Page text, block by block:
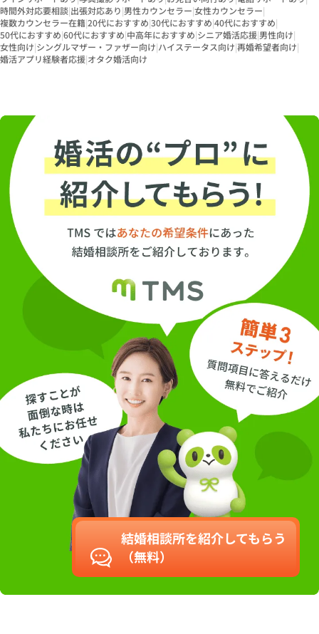
時間外対応要相談|出張対応あり|男性カウンセラー|女性カウンセラー|
複数カウンセラー在籍|20代におすすめ|30代におすすめ|40代におすすめ|
50代におすすめ|60代におすすめ|中高年におすすめ|シニア婚活応援|男性向け|
女性向け|シングルマザー・ファザー向け|ハイステータス向け|再婚希望者向け|
婚活アプリ経験者応援|オタク婚活向け
結婚相談所を紹介してもらう
（無料）